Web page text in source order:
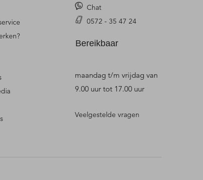
Chat
0572 - 35 47 24
Bereikbaar
maandag t/m vrijdag van
9.00 uur tot 17.00 uur
Veelgestelde vragen